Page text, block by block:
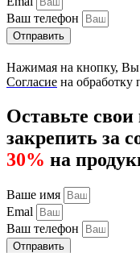
Ваш телефон
Отправить
Нажимая на кнопку,
Согласие на обработку
Оставьте
закрепить за
30% на
Ваше имя
Emal
Ваш телефон
Отправить